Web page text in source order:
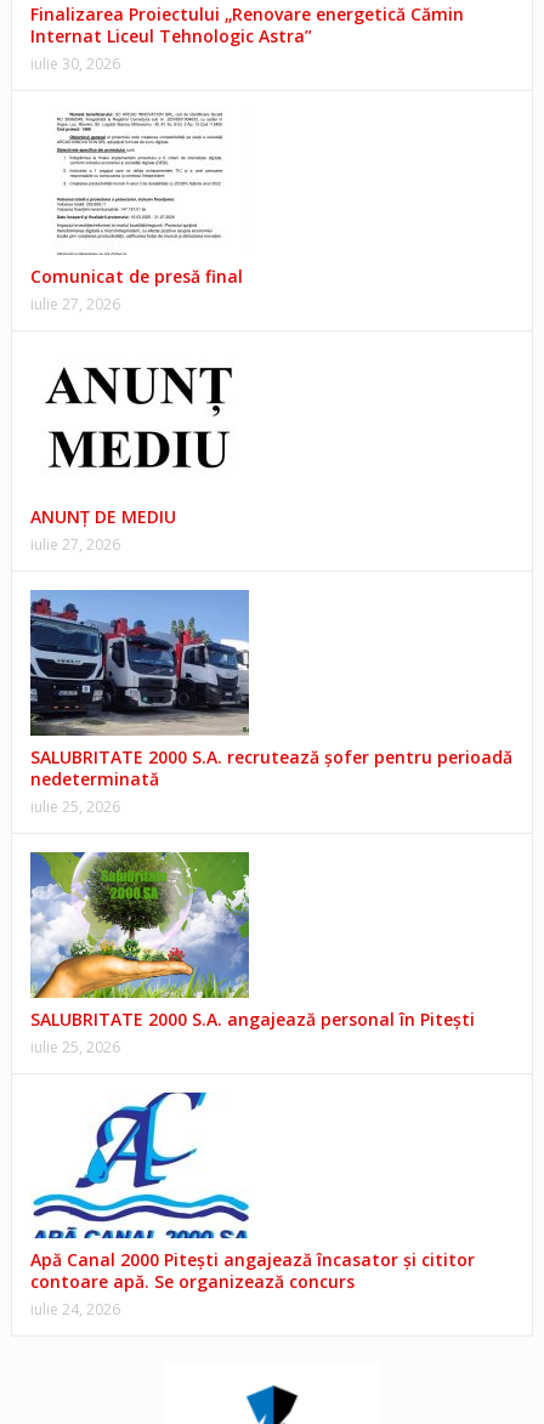
Finalizarea Proiectului „Renovare energetică Cămin
Internat Liceul Tehnologic Astra”
iulie 30, 2026
Comunicat de presă final
iulie 27, 2026
ANUNŢ DE MEDIU
iulie 27, 2026
SALUBRITATE 2000 S.A. recrutează șofer pentru perioadă
nedeterminată
iulie 25, 2026
SALUBRITATE 2000 S.A. angajează personal în Pitești
iulie 25, 2026
Apă Canal 2000 Pitești angajează încasator și cititor
contoare apă. Se organizează concurs
iulie 24, 2026